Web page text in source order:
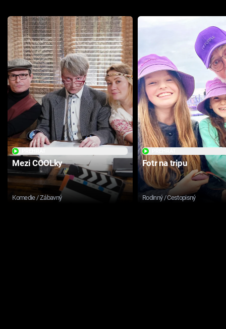
Mezi COOLky
Komedie / Zábavný
Fotr na tripu
Rodinný / Cestopisný